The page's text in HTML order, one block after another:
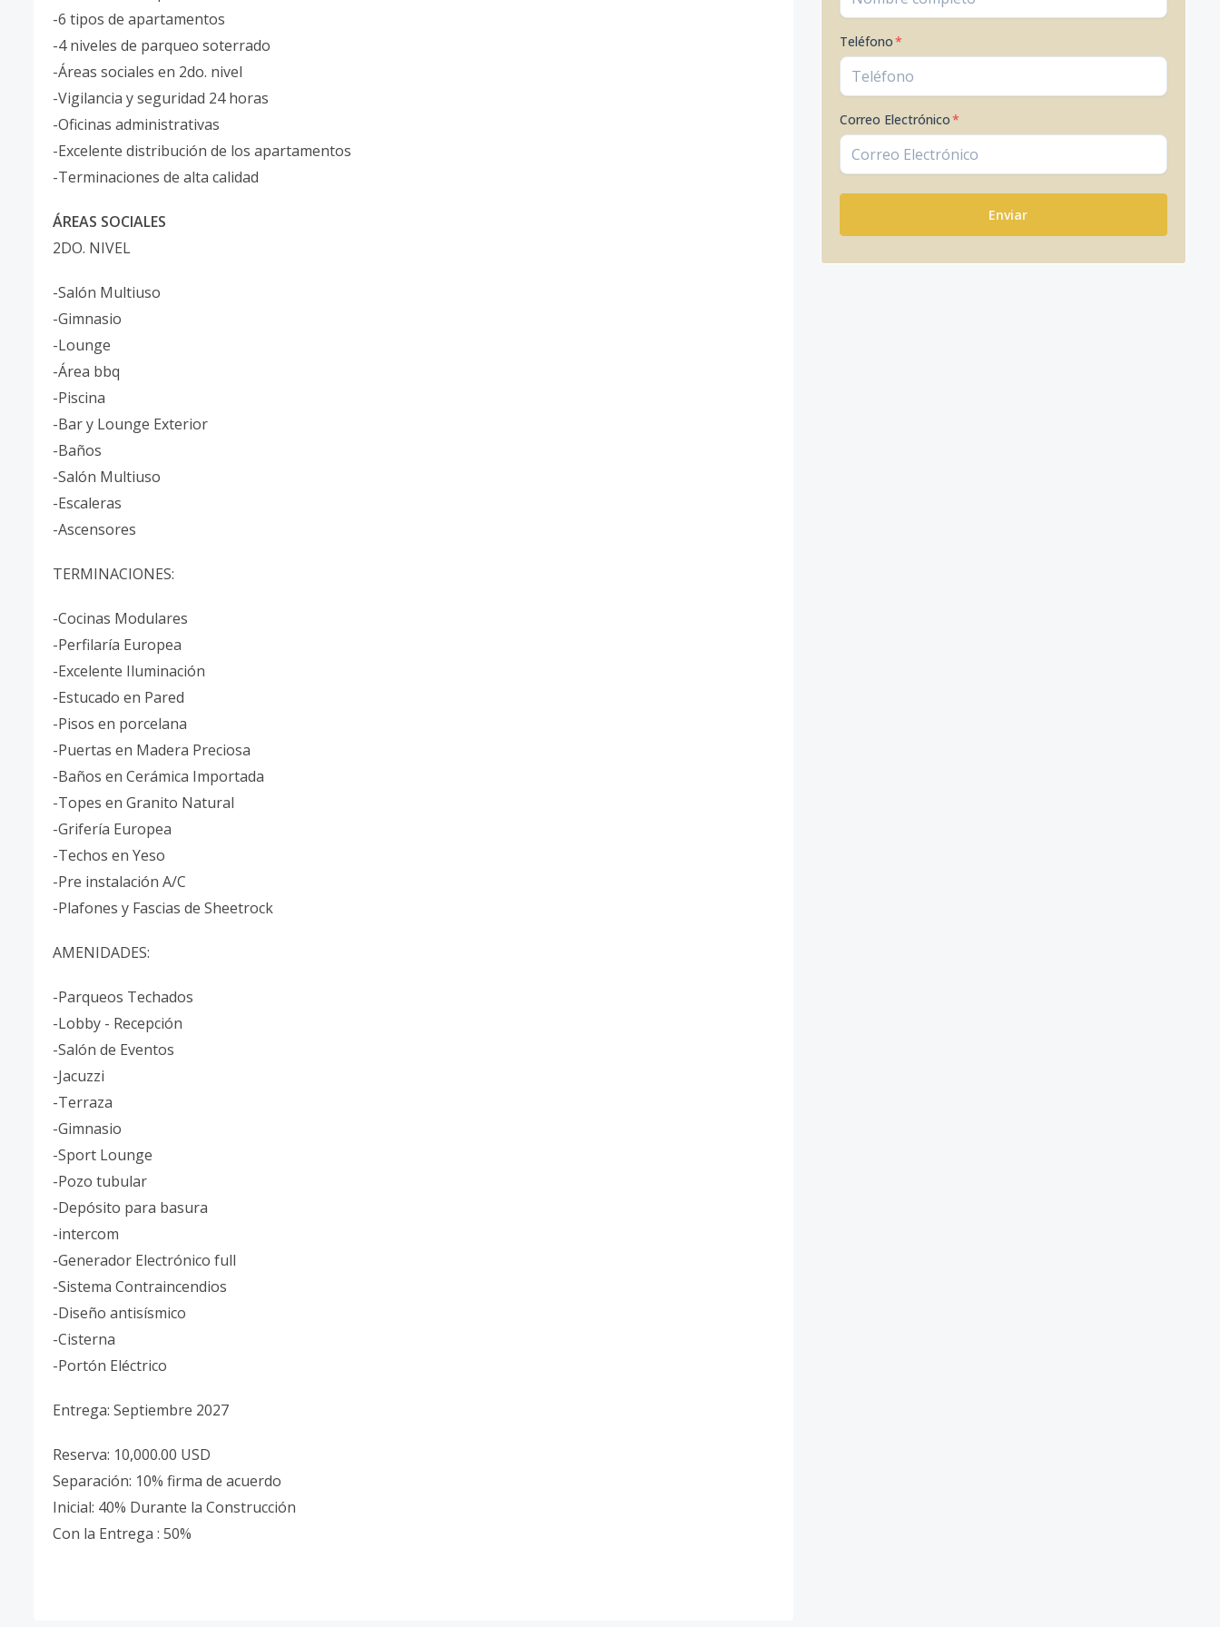
-6 tipos de apartamentos
-4 niveles de parqueo soterrado
-Áreas sociales en 2do. nivel
-Vigilancia y seguridad 24 horas
-Oficinas administrativas
-Excelente distribución de los apartamentos
-Terminaciones de alta calidad
ÁREAS SOCIALES
2DO. NIVEL
-Salón Multiuso
-Gimnasio
-Lounge
-Área bbq
-Piscina
-Bar y Lounge Exterior
-Baños
-Salón Multiuso
-Escaleras
-Ascensores
TERMINACIONES:
-Cocinas Modulares
-Perfilaría Europea
-Excelente Iluminación
-Estucado en Pared
-Pisos en porcelana
-Puertas en Madera Preciosa
-Baños en Cerámica Importada
-Topes en Granito Natural
-Grifería Europea
-Techos en Yeso
-Pre instalación A/C
-Plafones y Fascias de Sheetrock
AMENIDADES:
-Parqueos Techados
-Lobby - Recepción
-Salón de Eventos
-Jacuzzi
-Terraza
-Gimnasio
-Sport Lounge
-Pozo tubular
-Depósito para basura
-intercom
-Generador Electrónico full
-Sistema Contraincendios
-Diseño antisísmico
-Cisterna
-Portón Eléctrico
Entrega: Septiembre 2027
Reserva: 10,000.00 USD
Separación: 10% firma de acuerdo
Inicial: 40% Durante la Construcción
Con la Entrega : 50%
Teléfono*
Correo Electrónico*
Enviar